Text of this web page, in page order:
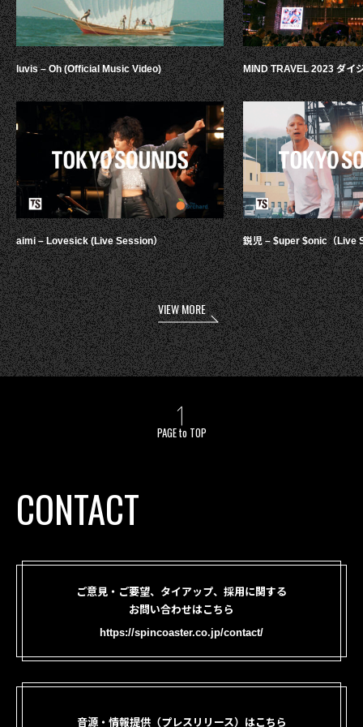
luvis – Oh (Official Music Video)
aimi – Lovesick (Live Session）
MIND TRAVEL 2023 ダイ
鋭児 – $uper $onic（Live
VIEW MORE
PAGE to TOP
CONTACT
ご意見・ご要望、タイアップ、採用に関する
お問い合わせはこちら
https://spincoaster.co.jp/contact/
音源・情報提供（プレスリリース）はこちら